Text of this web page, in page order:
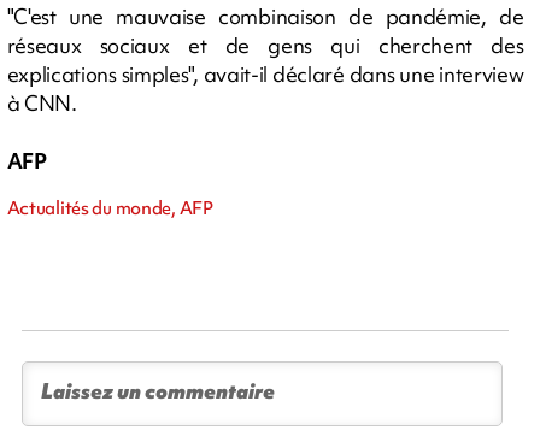
"C'est une mauvaise combinaison de pandémie, de
réseaux sociaux et de gens qui cherchent des
explications simples", avait-il déclaré dans une interview
à CNN.
AFP
Actualités du monde, AFP